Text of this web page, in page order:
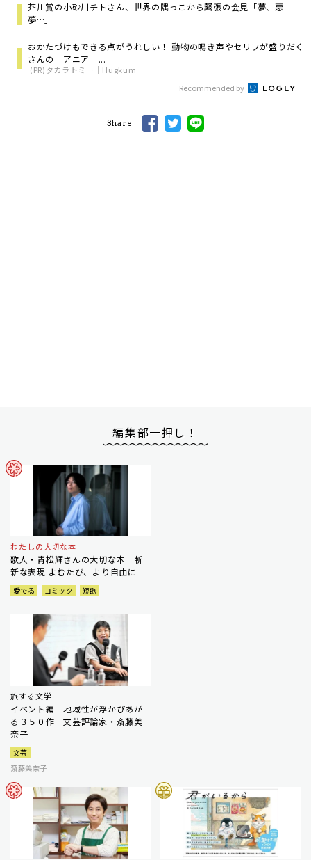
芥川賞の小砂川チトさん、世界の隅っこから緊張の会見「夢、悪
夢…」
おかたづけもできる点がうれしい！ 動物の鳴き声やセリフが盛りだく
さんの「アニア ...
(PR)タカラトミー｜Hugkum
Recommended by
Share
編集部一押し！
わたしの大切な本
歌人・青松輝さんの大切な本 斬
新な表現 よむたび、より自由に
愛でる コミック 短歌
旅する文学
イベント編 地域性が浮かびあが
る３５０作 文芸評論家・斎藤美
奈子
文芸
斎藤美奈子